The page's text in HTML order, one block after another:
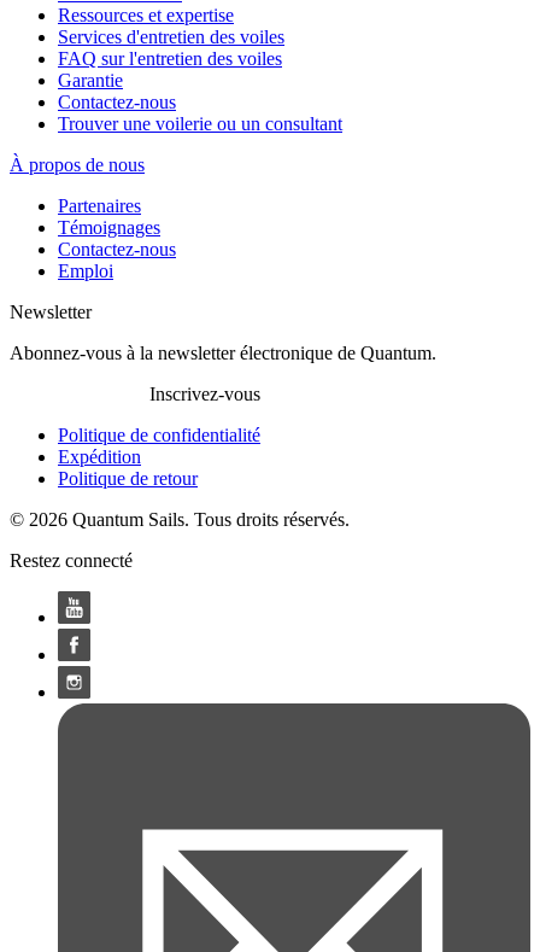
Ressources et expertise
Services d'entretien des voiles
FAQ sur l'entretien des voiles
Garantie
Contactez-nous
Trouver une voilerie ou un consultant
À propos de nous
Partenaires
Témoignages
Contactez-nous
Emploi
Newsletter
Abonnez-vous à la newsletter électronique de Quantum.
Inscrivez-vous
Politique de confidentialité
Expédition
Politique de retour
© 2026 Quantum Sails. Tous droits réservés.
Restez connecté